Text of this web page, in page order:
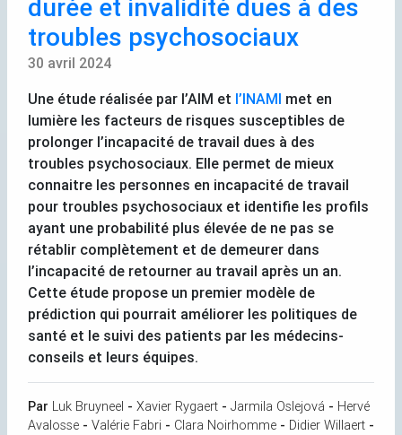
durée et invalidité dues à des
troubles psychosociaux
30 avril 2024
Une étude réalisée par l’AIM et l’INAMI met en
lumière les facteurs de risques susceptibles de
prolonger l’incapacité de travail dues à des
troubles psychosociaux. Elle permet de mieux
connaitre les personnes en incapacité de travail
pour troubles psychosociaux et identifie les profils
ayant une probabilité plus élevée de ne pas se
rétablir complètement et de demeurer dans
l’incapacité de retourner au travail après un an.
Cette étude propose un premier modèle de
prédiction qui pourrait améliorer les politiques de
santé et le suivi des patients par les médecins-
conseils et leurs équipes.
Par Luk Bruyneel - Xavier Rygaert - Jarmila Oslejová - Hervé
Avalosse - Valérie Fabri - Clara Noirhomme - Didier Willaert -